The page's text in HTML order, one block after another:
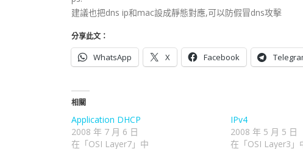
建議也把dns ip和mac設成靜態對應,可以防假冒dns攻擊
分享此文：
WhatsApp X Facebook
相關
Application DHCP
2008 年 7 月 6 日
在「OSI Layer7」中
IPv4
2008 年 5 月 5 日
在「OSI Layer3」